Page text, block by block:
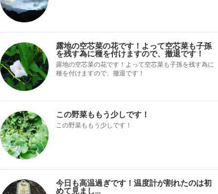
露地の空芯菜の花です！よって空芯菜も子孫
を残す為に種を付けますので、撤退です！
露地の空芯菜の花です！よって空芯菜も子孫を残す為に
種を付けますので、撤退です！
この野菜ももう少しです！
この野菜ももう少しです！
今日も高温過ぎです！温度計が割れたのは初
めて見まし...